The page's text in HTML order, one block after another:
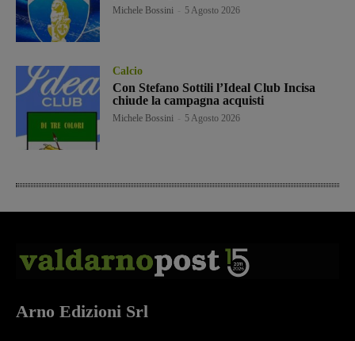
Michele Bossini 5 Agosto 2026
Calcio
Con Stefano Sottili l’Ideal Club Incisa
chiude la campagna acquisti
Michele Bossini 5 Agosto 2026
Arno Edizioni Srl